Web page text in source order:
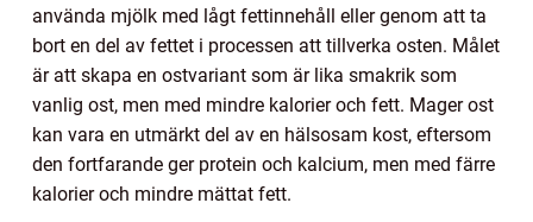
använda mjölk med lågt fettinnehåll eller genom att ta
bort en del av fettet i processen att tillverka osten. Målet
är att skapa en ostvariant som är lika smakrik som
vanlig ost, men med mindre kalorier och fett. Mager ost
kan vara en utmärkt del av en hälsosam kost, eftersom
den fortfarande ger protein och kalcium, men med färre
kalorier och mindre mättat fett.